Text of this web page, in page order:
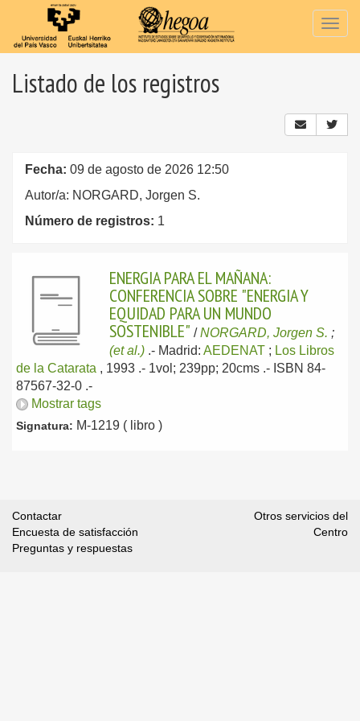
Listado de los registros
Fecha: 09 de agosto de 2026 12:50
Autor/a: NORGARD, Jorgen S.
Número de registros: 1
ENERGIA PARA EL MAÑANA:
CONFERENCIA SOBRE "ENERGIA Y
EQUIDAD PARA UN MUNDO
SOSTENIBLE" /NORGARD, Jorgen S. ;
(et al.) .- Madrid: AEDENAT ; Los Libros
de la Catarata , 1993 .- 1vol; 239pp; 20cms .- ISBN 84-
87567-32-0 .-
Mostrar tags
Signatura: M-1219 ( libro )
Contactar
Encuesta de satisfacción
Preguntas y respuestas
Otros servicios del
Centro